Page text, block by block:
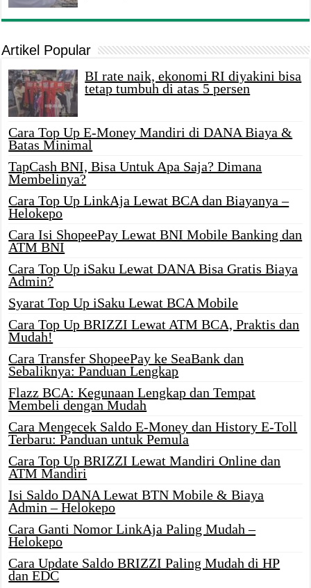
Artikel Popular
BI rate naik, ekonomi RI diyakini bisa
tetap tumbuh di atas 5 persen
Cara Top Up E-Money Mandiri di DANA Biaya &
Batas Minimal
TapCash BNI, Bisa Untuk Apa Saja? Dimana
Membelinya?
Cara Top Up LinkAja Lewat BCA dan Biayanya –
Helokepo
Cara Isi ShopeePay Lewat BNI Mobile Banking dan
ATM BNI
Cara Top Up iSaku Lewat DANA Bisa Gratis Biaya
Admin?
Syarat Top Up iSaku Lewat BCA Mobile
Cara Top Up BRIZZI Lewat ATM BCA, Praktis dan
Mudah!
Cara Transfer ShopeePay ke SeaBank dan
Sebaliknya: Panduan Lengkap
Flazz BCA: Kegunaan Lengkap dan Tempat
Membeli dengan Mudah
Cara Mengecek Saldo E-Money dan History E-Toll
Terbaru: Panduan untuk Pemula
Cara Top Up BRIZZI Lewat Mandiri Online dan
ATM Mandiri
Isi Saldo DANA Lewat BTN Mobile & Biaya
Admin – Helokepo
Cara Ganti Nomor LinkAja Paling Mudah –
Helokepo
Cara Update Saldo BRIZZI Paling Mudah di HP
dan EDC